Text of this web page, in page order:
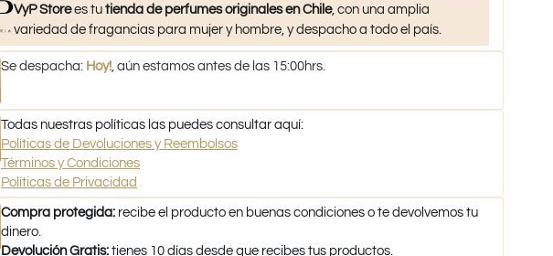
VyP Storees tutienda de perfumes originales en Chile, con una amplia
variedad de fragancias para mujer y hombre, y despacho a todo el país.
Se despacha: Hoy! , aún estamos antes de las 15:00hrs.
Todas nuestras políticas las puedes consultar aquí:
Políticas de Devoluciones y Reembolsos
Términos y Condiciones
Políticas de Privacidad
Compra protegida: recibe el producto en buenas condiciones o te devolvemos tu
dinero.
Devolución Gratis: tienes 10 días desde que recibes tus productos.